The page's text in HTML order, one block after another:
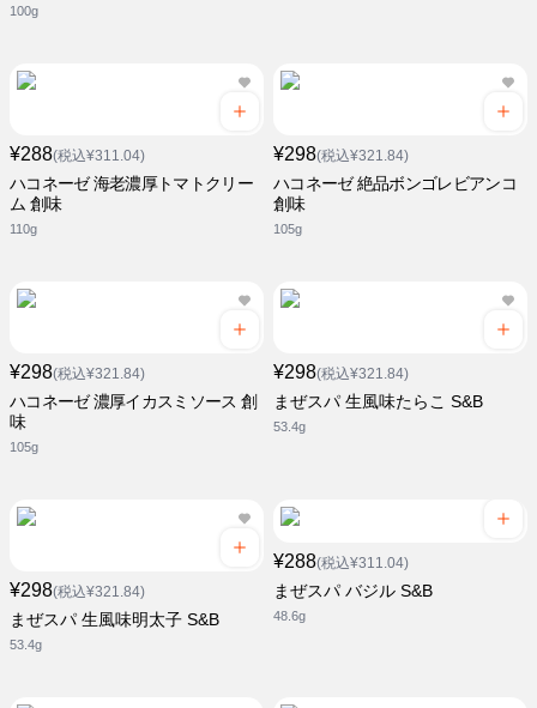
100g
¥288(税込¥311.04)
ハコネーゼ 海老濃厚トマトクリー
ム 創味
110g
¥298(税込¥321.84)
ハコネーゼ 絶品ボンゴレビアンコ
創味
105g
¥298(税込¥321.84)
ハコネーゼ 濃厚イカスミソース 創
味
105g
¥298(税込¥321.84)
まぜスパ 生風味たらこ S&B
53.4g
¥298(税込¥321.84)
まぜスパ 生風味明太子 S&B
53.4g
¥288(税込¥311.04)
まぜスパ バジル S&B
48.6g